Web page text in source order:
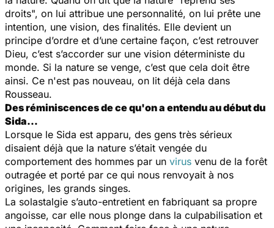
droits", on lui attribue une personnalité, on lui prête une
intention, une vision, des finalités. Elle devient un
principe d’ordre et d’une certaine façon, c’est retrouver
Dieu, c’est s’accorder sur une vision déterministe du
monde. Si la nature se venge, c’est que cela doit être
ainsi. Ce n'est pas nouveau, on lit déjà cela dans
Rousseau.
Des réminiscences de ce qu'on a entendu au début du
Sida…
Lorsque le Sida est apparu, des gens très sérieux
disaient déjà que la nature s’était vengée du
comportement des hommes par un virus venu de la forêt
outragée et porté par ce qui nous renvoyait à nos
origines, les grands singes.
La solastalgie s’auto-entretient en fabriquant sa propre
angoisse, car elle nous plonge dans la culpabilisation et